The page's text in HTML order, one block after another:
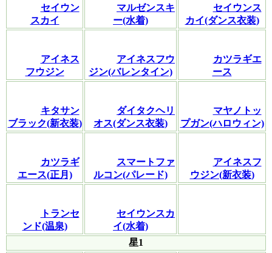
セイウン
スカイ
マルゼンスキ
ー(水着)
セイウンス
カイ(ダンス衣装)
アイネス
フウジン
アイネスフウ
ジン(バレンタイン)
カツラギエ
ース
キタサン
ブラック(新衣装)
ダイタクヘリ
オス(ダンス衣装)
マヤノトッ
プガン(ハロウィン)
カツラギ
エース(正月)
スマートファ
ルコン(パレード)
アイネスフ
ウジン(新衣装)
トランセ
ンド(温泉)
セイウンスカ
イ(水着)
星1